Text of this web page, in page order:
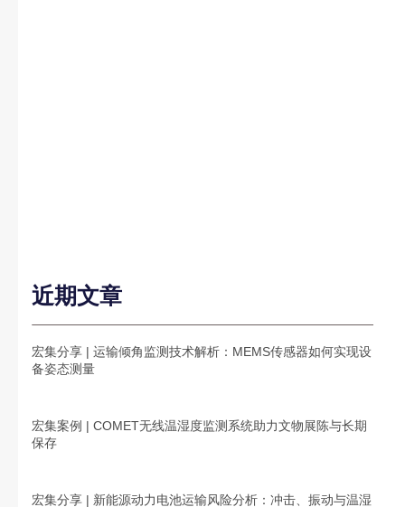
近期文章
宏集分享 | 运输倾角监测技术解析：MEMS传感器如何实现设
备姿态测量
宏集案例 | COMET无线温湿度监测系统助力文物展陈与长期
保存
宏集分享 | 新能源动力电池运输风险分析：冲击、振动与温湿